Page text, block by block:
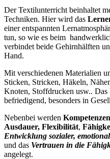
Der Textilunterricht beinhaltet
Techniken. Hier wird das
einer entspannten
tun, so wie es beim
verbindet beide Gehirnhälften
Hand.
Mit verschiedenen Materialien
Sticken, Stricken, Häkeln,
Knoten, Stoffdrucken usw.. Das
befriedigend, besonders in
Nebenbei werden Kompetenzen
Ausdauer, Flexibilität,
Entwicklung sozialer,
und das Vertrauen in die
angelegt.